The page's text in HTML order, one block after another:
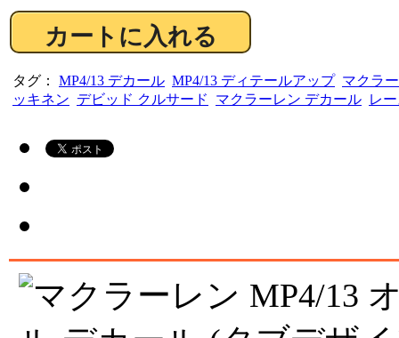
タグ： MP4/13 デカール MP4/13 ディテールアップ マクラ
ッキネン デビッド クルサード マクラーレン デカール レ